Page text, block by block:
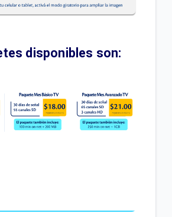
de tu decodificador One TV |
disponibles son: